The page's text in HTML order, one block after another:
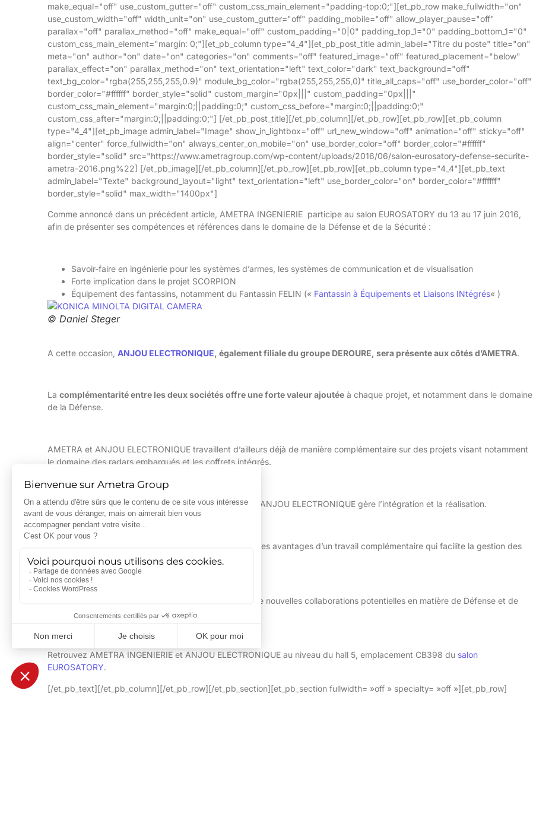
make_equal="off" use_custom_gutter="off" custom_css_main_element="padding-top:0;"][et_pb_row make_fullwidth="on"
use_custom_width="off" width_unit="on" use_custom_gutter="off" padding_mobile="off" allow_player_pause="off"
parallax="off" parallax_method="off" make_equal="off" custom_padding="0|0" padding_top_1="0" padding_bottom_1="0"
custom_css_main_element="margin: 0;"][et_pb_column type="4_4"][et_pb_post_title admin_label="Titre du poste" title="on"
meta="on" author="on" date="on" categories="on" comments="off" featured_image="off" featured_placement="below"
parallax_effect="on" parallax_method="on" text_orientation="left" text_color="dark" text_background="off"
text_bg_color="rgba(255,255,255,0.9)" module_bg_color="rgba(255,255,255,0)" title_all_caps="off" use_border_color="off"
border_color="#ffffff" border_style="solid" custom_margin="0px|||" custom_padding="0px|||"
custom_css_main_element="margin:0;||padding:0;" custom_css_before="margin:0;||padding:0;"
custom_css_after="margin:0;||padding:0;"] [/et_pb_post_title][/et_pb_column][/et_pb_row][et_pb_row][et_pb_column
type="4_4"][et_pb_image admin_label="Image" show_in_lightbox="off" url_new_window="off" animation="off" sticky="off"
align="center" force_fullwidth="on" always_center_on_mobile="on" use_border_color="off" border_color="#ffffff"
border_style="solid" src="https://www.ametragroup.com/wp-content/uploads/2016/06/salon-eurosatory-defense-securite-
ametra-2016.png%22] [/et_pb_image][/et_pb_column][/et_pb_row][et_pb_row][et_pb_column type="4_4"][et_pb_text
admin_label="Texte" background_layout="light" text_orientation="left" use_border_color="on" border_color="#ffffff"
border_style="solid" max_width="1400px"]
Comme annoncé dans un précédent article, AMETRA INGENIERIE participe au salon EUROSATORY du 13 au 17 juin 2016,
afin de présenter ses compétences et références dans le domaine de la Défense et de la Sécurité :
Savoir-faire en ingénierie pour les systèmes d’armes, les systèmes de communication et de visualisation
Forte implication dans le projet SCORPION
Équipement des fantassins, notamment du Fantassin FELIN (« Fantassin à Équipements et Liaisons INtégrés« )
© Daniel Steger
A cette occasion, ANJOU ELECTRONIQUE, également filiale du groupe DEROURE, sera présente aux côtés d’AMETRA.
La complémentarité entre les deux sociétés offre une forte valeur ajoutée à chaque projet, et notamment dans le domaine
de la Défense.
AMETRA et ANJOU ELECTRONIQUE travaillent d’ailleurs déjà de manière complémentaire sur des projets visant notamment
le domaine des radars embarqués et les coffrets intégrés.
AMETRA exerce son expertise en ingénierie, tandis qu’ANJOU ELECTRONIQUE gère l’intégration et la réalisation.
De l’étude à la réalisation, l’offre intégrée apporte tous les avantages d’un travail complémentaire qui facilite la gestion des
projets.
EUROSATORY sera donc aussi l’occasion d’identifier de nouvelles collaborations potentielles en matière de Défense et de
Sécurité.
Retrouvez AMETRA INGENIERIE et ANJOU ELECTRONIQUE au niveau du hall 5, emplacement CB398 du salon
EUROSATORY.
[/et_pb_text][/et_pb_column][/et_pb_row][/et_pb_section][et_pb_section fullwidth= »off » specialty= »off »][et_pb_row]